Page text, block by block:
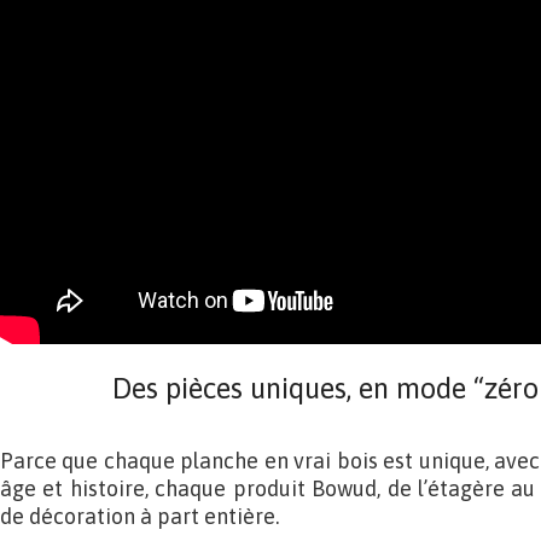
Des pièces uniques, en mode
Parce que chaque planche en vrai bois est unique,
âge et histoire, chaque produit Bowud, de l’étagère
de décoration à part entière.